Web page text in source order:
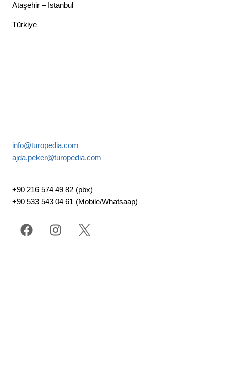
Ataşehir – Istanbul
Türkiye
info@turopedia.com
ajda.peker@turopedia.com
+90 216 574 49 82 (pbx)
+90 533 543 04 61 (Mobile/Whatsaap)